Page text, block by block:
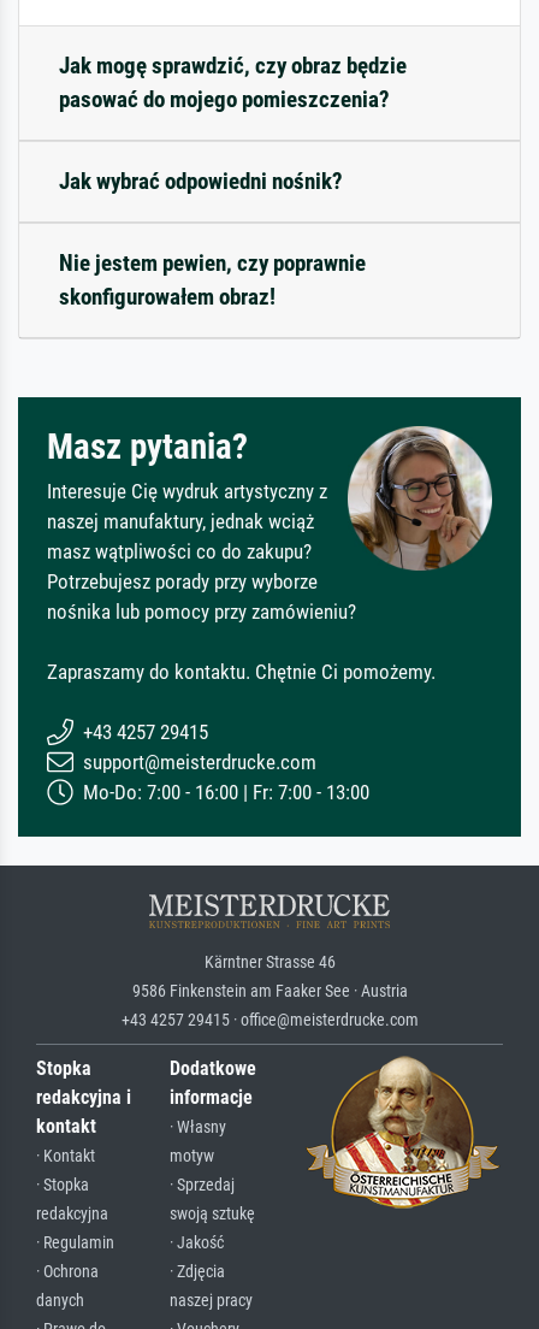
Jak mogę sprawdzić, czy obraz będzie
pasować do mojego pomieszczenia?
Jak wybrać odpowiedni nośnik?
Nie jestem pewien, czy poprawnie
skonfigurowałem obraz!
Masz pytania?
Interesuje Cię wydruk artystyczny z
naszej manufaktury, jednak wciąż
masz wątpliwości co do zakupu?
Potrzebujesz porady przy wyborze
nośnika lub pomocy przy zamówieniu?
Zapraszamy do kontaktu. Chętnie Ci pomożemy.
+43 4257 29415
support@meisterdrucke.com
Mo-Do: 7:00 - 16:00 | Fr: 7:00 - 13:00
Kärntner Strasse 46
9586 Finkenstein am Faaker See · Austria
+43 4257 29415 · office@meisterdrucke.com
Stopka
redakcyjna i
kontakt
· Kontakt
· Stopka
redakcyjna
· Regulamin
· Ochrona
danych
Dodatkowe
informacje
· Własny
motyw
· Sprzedaj
swoją sztukę
· Jakość
· Zdjęcia
naszej pracy